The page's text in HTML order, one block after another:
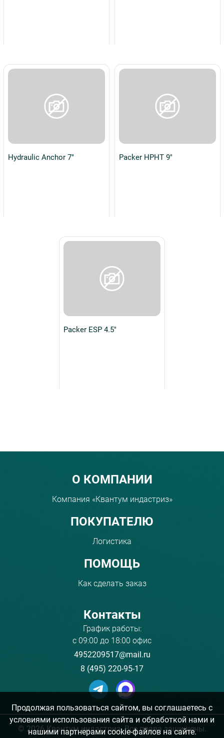
Hydraulic Anchor 7" Packer HPHT 9"
Packer ESP 4.5"
Menu footerО КОМПАНИИ
Компания «Квантум индастриз»
ПОКУПАТЕЛЮ
Логистика
ПОМОЩЬ
Как сделать заказ
Контакты
График работы:
с 09:00 до 18:00 офис
4952209517@mail.ru
8 (495) 220-95-17
© 2026 Квантум индастриз. Все права защищены.
Продолжая пользоваться сайтом, вы соглашаетесь с
условиями использования сайта и обработкой нами и
нашими партнерами cookie-файлов на сайте.